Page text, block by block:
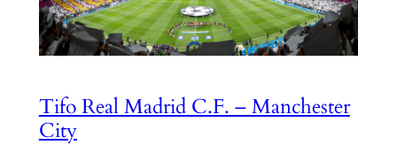
Tifo Real Madrid C.F. – Manchester
City